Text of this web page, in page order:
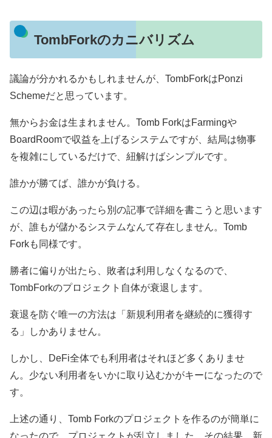
TombForkのカニバリズム
議論が分かれるかもしれませんが、TombForkはPonzi
Schemeだと思っています。
無からお金は生まれません。Tomb ForkはFarmingや
BoardRoomで収益を上げるシステムですが、結局は物事
を複雑にしているだけで、紐解けばシンプルです。
誰かが勝てば、誰かが負ける。
この辺は暇があったら別の記事で詳細を書こうと思います
が、誰もが儲かるシステムなんて存在しません。Tomb
Forkも同様です。
勝者に偏りが出たら、敗者は利用しなくなるので、
TombForkのプロジェクト自体が衰退します。
衰退を防ぐ唯一の方法は「新規利用者を継続的に獲得す
る」しかありません。
しかし、DeFi全体でも利用者はそれほど多くありませ
ん。少ない利用者をいかに取り込むかがキーになったので
す。
上述の通り、Tomb Forkのプロジェクトを作るのが簡単に